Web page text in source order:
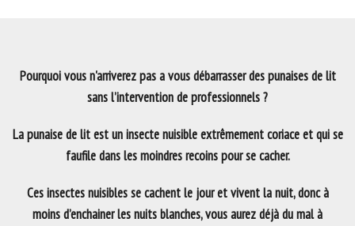
Pourquoi vous n'arriverez pas a vous débarrasser des punaises de lit
sans l’intervention de professionnels ?
La punaise de lit est un insecte nuisible extrêmement coriace et qui se
faufile dans les moindres recoins pour se cacher.
Ces insectes nuisibles se cachent le jour et vivent la nuit, donc à
moins d’enchainer les nuits blanches, vous aurez déjà du mal à